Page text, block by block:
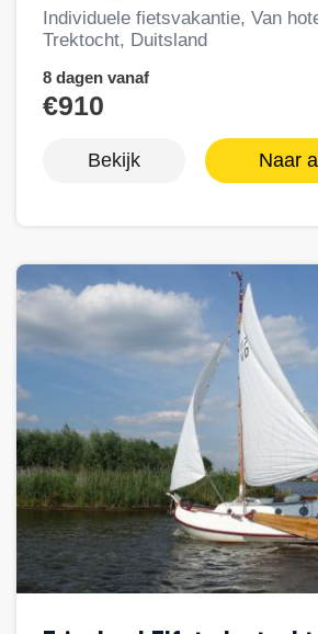
Individuele fietsvakantie, Van
Trektocht, Duitsland
8 dagen vanaf
€910
Bekijk Naar